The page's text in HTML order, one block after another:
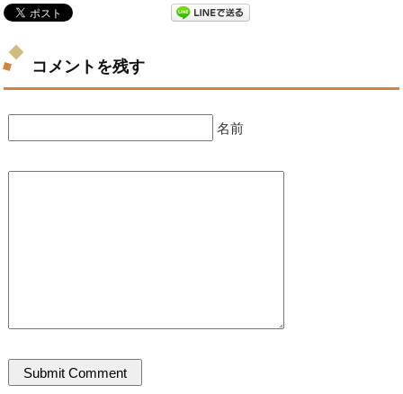
コメントを残す
名前